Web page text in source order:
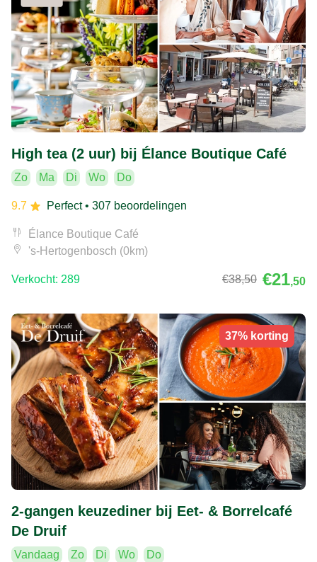
High tea (2 uur) bij Élance Boutique Café
Zo Ma Di Wo Do
9.7 Perfect• 307 beoordelingen
Élance Boutique Café
's-Hertogenbosch (0km)
Verkocht: 289 €38,50 €21,50
37% korting
2-gangen keuzediner bij Eet- & Borrelcafé
De Druif
Vandaag Zo Di Wo Do